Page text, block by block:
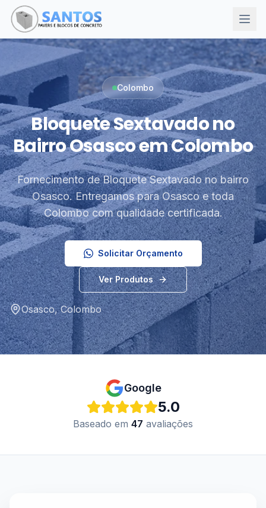
Colombo
Bloquete Sextavado no
Bairro Osasco em Colombo
Fornecimento de Bloquete Sextavado no bairro
Osasco. Entregamos para Osasco e toda
Colombo com qualidade certificada.
Solicitar Orçamento
Ver Produtos
Osasco,Colombo
Google
5.0
Baseado em 47 avaliações